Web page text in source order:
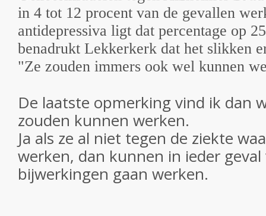
in 4 tot 12 procent van de gevallen
antidepressiva ligt dat percentage op
benadrukt Lekkerkerk dat het slikken
"Ze zouden immers ook wel kunnen
De laatste opmerking vind ik dan
zouden kunnen werken.
Ja als ze al niet tegen de ziekte
werken, dan kunnen in ieder geval
bijwerkingen gaan werken.